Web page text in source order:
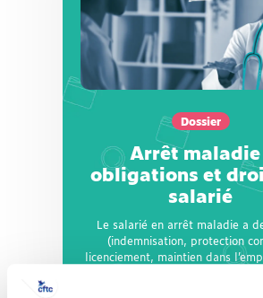
Dossier
Arrêt maladie
obligations et
salarié
Le salarié en arrêt maladie a
(indemnisation, protection
licenciement, maintien dans
Arrêt
obligations et
salarié
Le salarié en arrêt maladie a
(indemnisation, protection
licenciement, maintien dans
à condition de respecter un
d’obligations tout au long de
travail.